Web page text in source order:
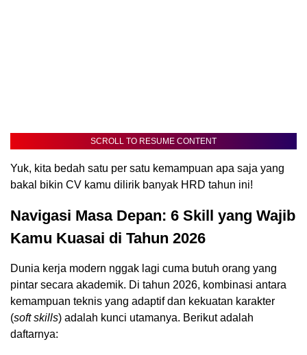
SCROLL TO RESUME CONTENT
Yuk, kita bedah satu per satu kemampuan apa saja yang
bakal bikin CV kamu dilirik banyak HRD tahun ini!
Navigasi Masa Depan: 6 Skill yang Wajib
Kamu Kuasai di Tahun 2026
Dunia kerja modern nggak lagi cuma butuh orang yang
pintar secara akademik. Di tahun 2026, kombinasi antara
kemampuan teknis yang adaptif dan kekuatan karakter
(soft skills) adalah kunci utamanya. Berikut adalah
daftarnya: